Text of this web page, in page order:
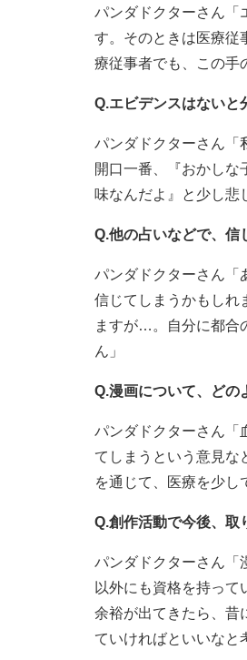
パンダドクターさん「
す。そのときは医療従
療従事者でも、この手
Q.エビデンスはないと
パンダドクターさん「
開口一番、『おかし
味なんだよ』と少し悲
Q.他の占いなどで、信
パンダドクターさん「
信じてしまうかもしれ
ますが…。自分に都合
ん」
Q.漫画について、どの
パンダドクターさん「
てしまうという意見な
を通じて、医療を少し
Q.創作活動で今後、取
パンダドクターさん「
以外にも資格を持っ
余裕が出てきたら、昔
ていければといいなと